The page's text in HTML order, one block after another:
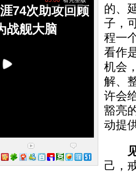
74次助攻回顾
战舰大脑
的、
子，
程一
看作
机会
解、
许会
豁亮
动提
己，